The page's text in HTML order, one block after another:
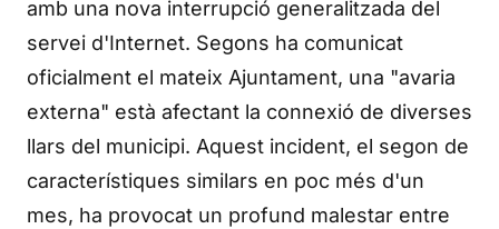
amb una nova interrupció generalitzada del
servei d'Internet. Segons ha comunicat
oficialment el mateix Ajuntament, una "avaria
externa" està afectant la connexió de diverses
llars del municipi. Aquest incident, el segon de
característiques similars en poc més d'un
mes, ha provocat un profund malestar entre